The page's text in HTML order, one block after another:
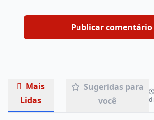
Mais
Lidas
Sugeridas para
você